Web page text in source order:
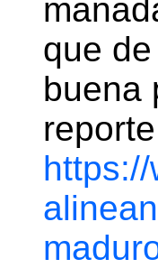
que
buena